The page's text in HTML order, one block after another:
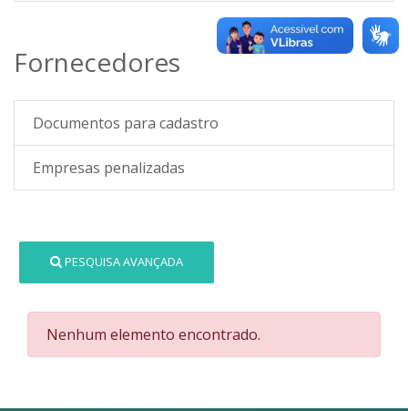
Fornecedores
Documentos para cadastro
Empresas penalizadas
PESQUISA AVANÇADA
Nenhum elemento encontrado.